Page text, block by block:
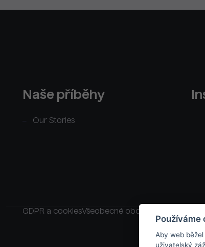
Naše příběhy
Our Stories
GDPR a cookiesVšeobecné obchodní podmínky
Používáme
Aby web
uživatelský